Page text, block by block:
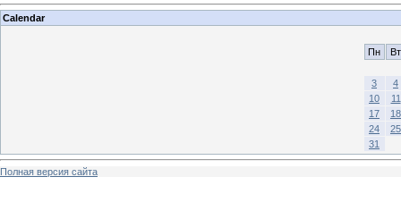
Calendar
Пн Вт
3
4
10
11
17
18
24
25
31
Полная версия сайта